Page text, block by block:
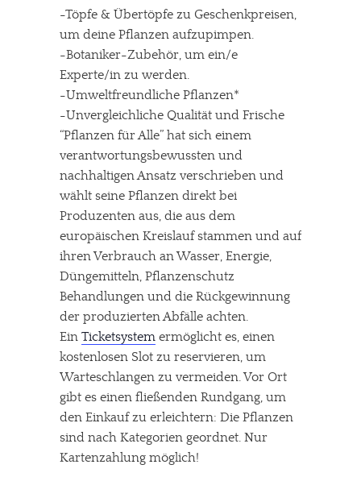
-Töpfe & Übertöpfe zu Geschenkpreisen,
um deine Pflanzen aufzupimpen.
-Botaniker-Zubehör, um ein/e
Experte/in zu werden.
-Umweltfreundliche Pflanzen*
-Unvergleichliche Qualität und Frische
“Pflanzen für Alle” hat sich einem
verantwortungsbewussten und
nachhaltigen Ansatz verschrieben und
wählt seine Pflanzen direkt bei
Produzenten aus, die aus dem
europäischen Kreislauf stammen und auf
ihren Verbrauch an Wasser, Energie,
Düngemitteln, Pflanzenschutz
Behandlungen und die Rückgewinnung
der produzierten Abfälle achten.
Ein Ticketsystem ermöglicht es, einen
kostenlosen Slot zu reservieren, um
Warteschlangen zu vermeiden. Vor Ort
gibt es einen fließenden Rundgang, um
den Einkauf zu erleichtern: Die Pflanzen
sind nach Kategorien geordnet. Nur
Kartenzahlung möglich!